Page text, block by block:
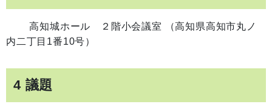
高知城ホール ２階小会議室 （高知県高知市丸ノ
内二丁目1番10号）
4 議題